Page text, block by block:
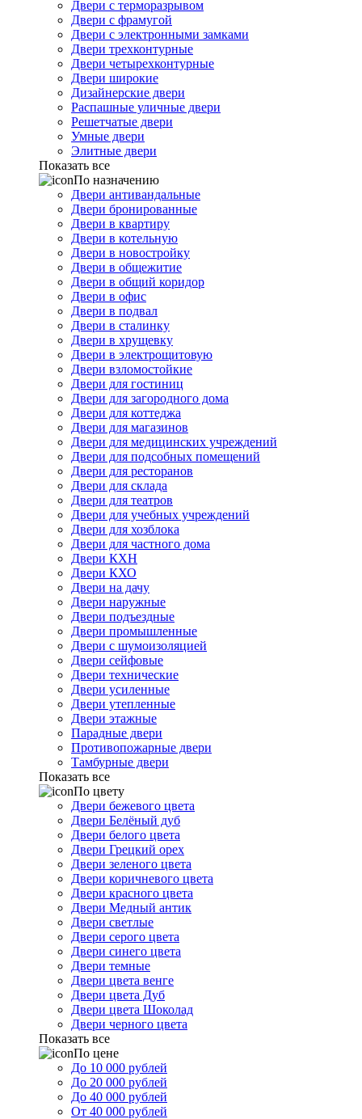
Двери с терморазрывом
Двери с фрамугой
Двери с электронными замками
Двери трехконтурные
Двери четырехконтурные
Двери широкие
Дизайнерские двери
Распашные уличные двери
Решетчатые двери
Умные двери
Элитные двери
Показать все
По назначению
Двери антивандальные
Двери бронированные
Двери в квартиру
Двери в котельную
Двери в новостройку
Двери в общежитие
Двери в общий коридор
Двери в офис
Двери в подвал
Двери в сталинку
Двери в хрущевку
Двери в электрощитовую
Двери взломостойкие
Двери для гостиниц
Двери для загородного дома
Двери для коттеджа
Двери для магазинов
Двери для медицинских учреждений
Двери для подсобных помещений
Двери для ресторанов
Двери для склада
Двери для театров
Двери для учебных учреждений
Двери для хозблока
Двери для частного дома
Двери КХН
Двери КХО
Двери на дачу
Двери наружные
Двери подъездные
Двери промышленные
Двери с шумоизоляцией
Двери сейфовые
Двери технические
Двери усиленные
Двери утепленные
Двери этажные
Парадные двери
Противопожарные двери
Тамбурные двери
Показать все
По цвету
Двери бежевого цвета
Двери Белёный дуб
Двери белого цвета
Двери Грецкий орех
Двери зеленого цвета
Двери коричневого цвета
Двери красного цвета
Двери Медный антик
Двери светлые
Двери серого цвета
Двери синего цвета
Двери темные
Двери цвета венге
Двери цвета Дуб
Двери цвета Шоколад
Двери черного цвета
Показать все
По цене
До 10 000 рублей
До 20 000 рублей
До 40 000 рублей
От 40 000 рублей